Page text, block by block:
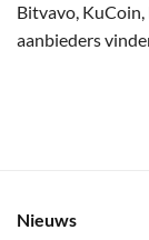
Bitvavo, KuCoin,
aanbieders
Nieuws